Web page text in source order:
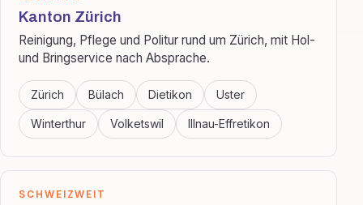
Kanton Zürich
Reinigung, Pflege und Politur rund um Zürich, mit Hol-
und Bringservice nach Absprache.
Zürich Bülach Dietikon Uster
Winterthur Volketswil Illnau-Effretikon
SCHWEIZWEIT